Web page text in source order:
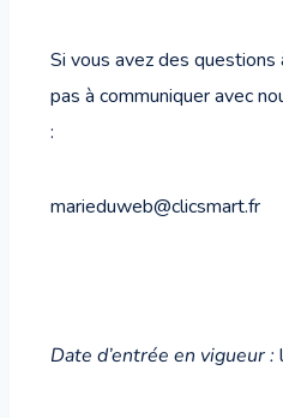
Si vous avez des questions
pas à communiquer avec
:
marieduweb@clicsmart.fr
Date d’entrée en vigueur :